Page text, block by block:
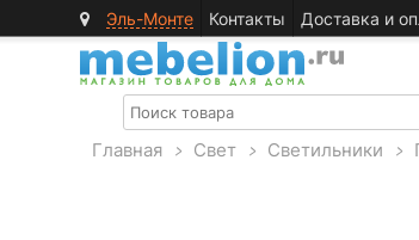
Эль-Монте Контакты Доставка и
Главная > Свет > Светильники >